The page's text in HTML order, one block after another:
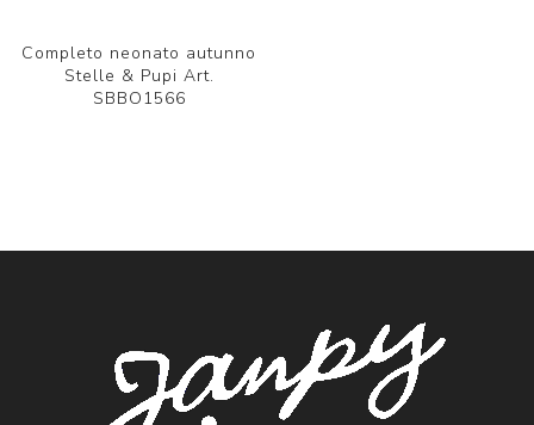
Completo neonato autunno
Stelle & Pupi Art.
SBBO1566